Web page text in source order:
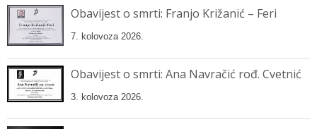
Obavijest o smrti: Franjo Križanić – Feri
7. kolovoza 2026.
Obavijest o smrti: Ana Navračić rođ. Cvetnić
3. kolovoza 2026.